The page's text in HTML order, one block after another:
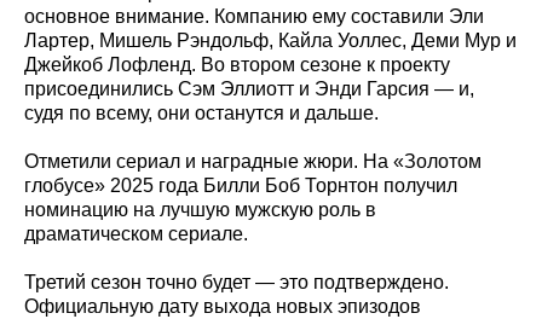
основное внимание. Компанию ему составили Эли
Лартер, Мишель Рэндольф, Кайла Уоллес, Деми Мур и
Джейкоб Лофленд. Во втором сезоне к проекту
присоединились Сэм Эллиотт и Энди Гарсия — и,
судя по всему, они останутся и дальше.
Отметили сериал и наградные жюри. На «Золотом
глобусе» 2025 года Билли Боб Торнтон получил
номинацию на лучшую мужскую роль в
драматическом сериале.
Третий сезон точно будет — это подтверждено.
Официальную дату выхода новых эпизодов